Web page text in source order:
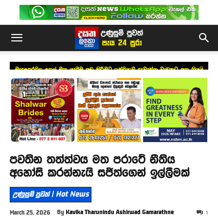
මැදපෙරදිග තෙල් මත යැපීම අඩු කිරීමට ඉන්දියාව දැවැන්ත වැඩකට අත තියයි
පවතින තත්ත්වය මත පරාටේ නීතිය
අහෝසි කරන්නැයි සජිත්ගෙන් ඉල්ලීමක්
උණුසුම් පුවත් | Hot News
March 25, 2026 By Kavika Tharunindu Ashirwad Gamarathne 1